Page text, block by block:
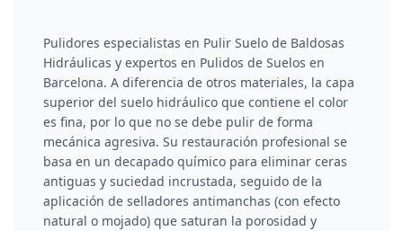
Pulidores especialistas en Pulir Suelo de Baldosas
Hidráulicas y expertos en Pulidos de Suelos en
Barcelona. A diferencia de otros materiales, la capa
superior del suelo hidráulico que contiene el color
es fina, por lo que no se debe pulir de forma
mecánica agresiva. Su restauración profesional se
basa en un decapado químico para eliminar ceras
antiguas y suciedad incrustada, seguido de la
aplicación de selladores antimanchas (con efecto
natural o mojado) que saturan la porosidad y